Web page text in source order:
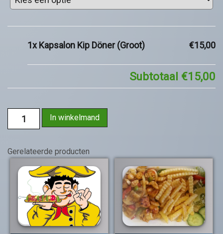
1xKapsalon Kip Döner (Groot) €15,00
Subtotaal €15,00
In winkelmand
Gerelateerde producten